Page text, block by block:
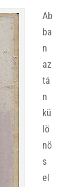
Ab
ba
n
az
tá
n
kü
lö
nö
s
el